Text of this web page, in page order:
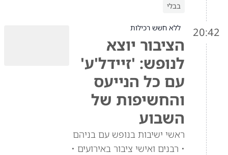
בבלי
20:42 ללא חשש רכילות
הציבור יוצא
לנופש: 'זיידל'ע'
עם כל הנייעס
והחשיפות של
השבוע
ראשי ישיבות בנופש עם בניהם
• רבנים ואישי ציבור באירועים •